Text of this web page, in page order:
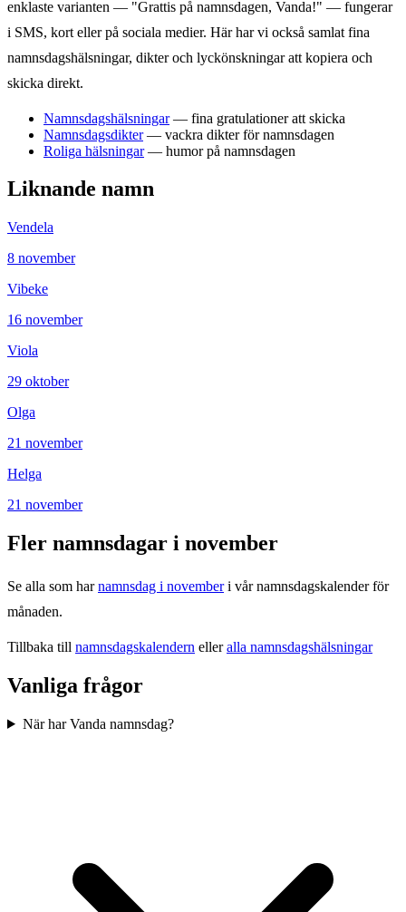
enklaste varianten — "Grattis på namnsdagen, Vanda!" — fungerar
i SMS, kort eller på sociala medier. Här har vi också samlat fina
namnsdagshälsningar, dikter och lyckönskningar att kopiera och
skicka direkt.
Namnsdagshälsningar — fina gratulationer att skicka
Namnsdagsdikter— vackra dikter för namnsdagen
Roliga hälsningar— humor på namnsdagen
Liknande namn
Vendela
8 november
Vibeke
16 november
Viola
29 oktober
Olga
21 november
Helga
21 november
Fler namnsdagar i november
Se alla som har namnsdag i november i vår namnsdagskalender för
månaden.
Tillbaka till namnsdagskalendern elleralla namnsdagshälsningar
Vanliga frågor
När har Vanda namnsdag?